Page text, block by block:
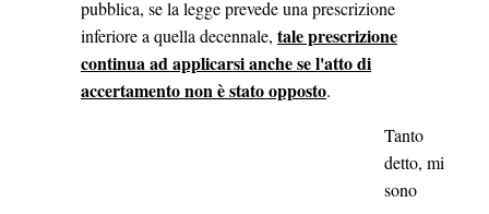
pubblica, se la legge prevede una prescrizione
inferiore a quella decennale, tale prescrizione
continua ad applicarsi anche se l'atto di
accertamento non è stato opposto.
Tanto
detto, mi
sono